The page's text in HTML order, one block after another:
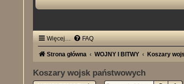
Więcej… FAQ
Strona główna WOJNY I BITWY Koszary
Koszary wojsk państwowych